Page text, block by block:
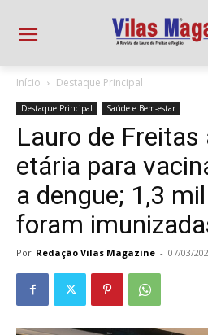
Início Destaque Principal
Destaque Principal Saúde e Bem-estar
Lauro de
etária para
a dengue; 1,3
foram
Por Redação Vilas Magazine - 07/03/